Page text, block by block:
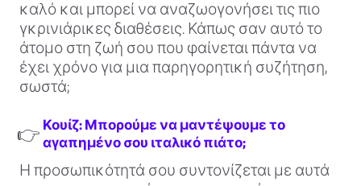
καλό και μπορεί να αναζωογονήσει τις πιο
γκρινιάρικες διαθέσεις. Κάπως σαν αυτό το
άτομο στη ζωή σου που φαίνεται πάντα να
έχει χρόνο για μια παρηγορητική συζήτηση,
σωστά;
👉 Κουίζ: Μπορούμε να μαντέψουμε το
αγαπημένο σου ιταλικό πιάτο;
Η προσωπικότητά σου συντονίζεται με αυτά